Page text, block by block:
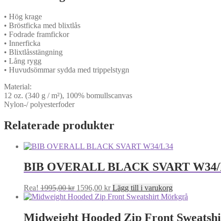
• Hög krage
• Bröstficka med blixtlås
• Fodrade framfickor
• Innerficka
• Blixtlåsstängning
• Lång rygg
• Huvudsömmar sydda med trippelstygn
Material:
12 oz. (340 g / m²), 100% bomullscanvas
Nylon-/ polyesterfoder
Relaterade produkter
BIB OVERALL BLACK SVART
Rea! 1995,00kr Det
ursprungliga
var:
1596,00 krDet
nuvarande
Lägg till i varukorg
Midweight Hooded Zip Front